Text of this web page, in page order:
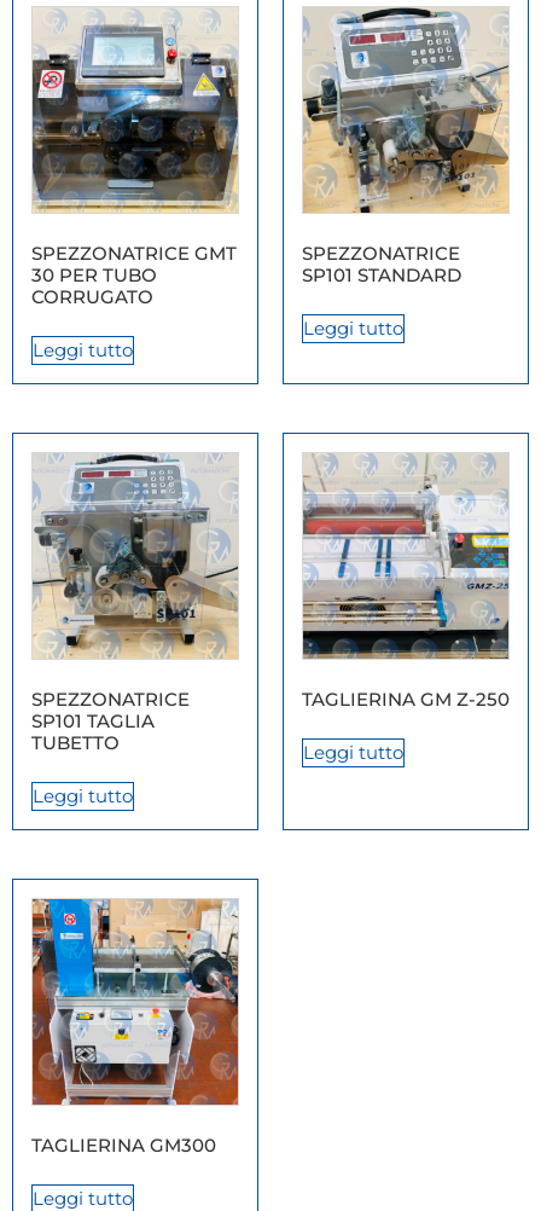
SPEZZONATRICE GMT
30 PER TUBO
CORRUGATO
Leggi tutto
SPEZZONATRICE
SP101 STANDARD
Leggi tutto
SPEZZONATRICE
SP101 TAGLIA
TUBETTO
Leggi tutto
TAGLIERINA GM Z-250
Leggi tutto
TAGLIERINA GM300
Leggi tutto